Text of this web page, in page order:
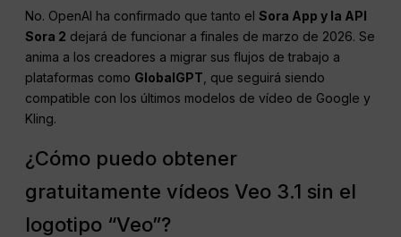
No. OpenAI ha confirmado que tanto elSora App y la API
Sora 2 dejará de funcionar a finales de marzo de 2026. Se
anima a los creadores a migrar sus flujos de trabajo a
plataformas como GlobalGPT, que seguirá siendo
compatible con los últimos modelos de vídeo de Google y
Kling.
¿Cómo puedo obtener
gratuitamente vídeos Veo 3.1 sin el
logotipo “Veo”?